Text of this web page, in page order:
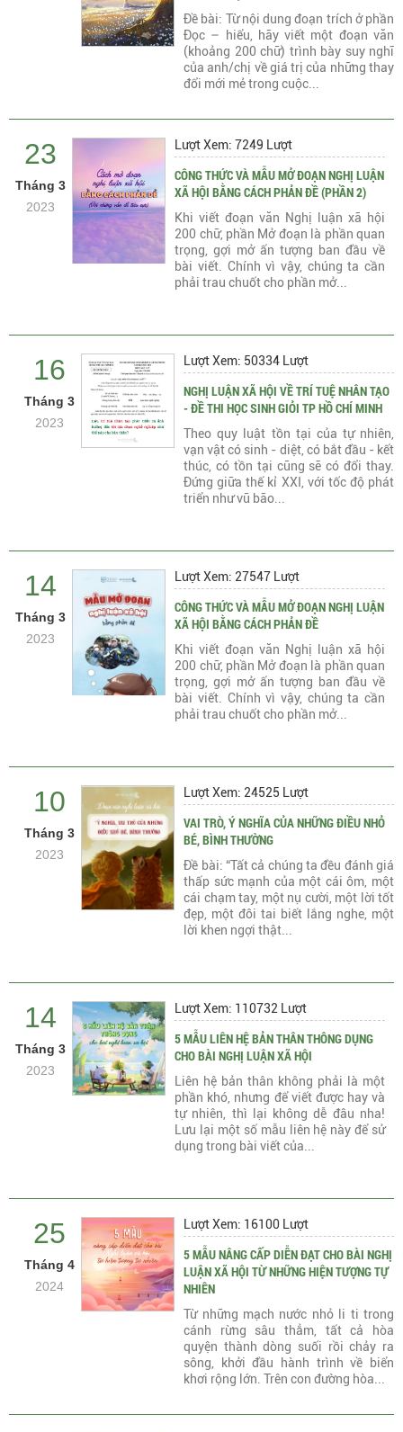
Đề bài: Từ nội dung đoạn trích ở phần
Đọc – hiểu, hãy viết một đoạn văn
(khoảng 200 chữ) trình bày suy nghĩ
của anh/chị về giá trị của những thay
đổi mới mẻ trong cuộc...
23
Tháng 3
2023
Lượt Xem: 7249 Lượt
CÔNG THỨC VÀ MẪU MỞ ĐOẠN NGHỊ LUẬN
XÃ HỘI BẰNG CÁCH PHẢN ĐỀ (PHẦN 2)
Khi viết đoạn văn Nghị luận xã hội
200 chữ, phần Mở đoạn là phần quan
trọng, gợi mở ấn tượng ban đầu về
bài viết. Chính vì vậy, chúng ta cần
phải trau chuốt cho phần mở...
16
Tháng 3
2023
Lượt Xem: 50334 Lượt
NGHỊ LUẬN XÃ HỘI VỀ TRÍ TUỆ NHÂN TẠO
- ĐỀ THI HỌC SINH GIỎI TP HỒ CHÍ MINH
Theo quy luật tồn tại của tự nhiên,
vạn vật có sinh - diệt, có bắt đầu - kết
thúc, có tồn tại cũng sẽ có đổi thay.
Đứng giữa thế kỉ XXI, với tốc độ phát
triển như vũ bão...
14
Tháng 3
2023
Lượt Xem: 27547 Lượt
CÔNG THỨC VÀ MẪU MỞ ĐOẠN NGHỊ LUẬN
XÃ HỘI BẰNG CÁCH PHẢN ĐỀ
Khi viết đoạn văn Nghị luận xã hội
200 chữ, phần Mở đoạn là phần quan
trọng, gợi mở ấn tượng ban đầu về
bài viết. Chính vì vậy, chúng ta cần
phải trau chuốt cho phần mở...
10
Tháng 3
2023
Lượt Xem: 24525 Lượt
VAI TRÒ, Ý NGHĨA CỦA NHỮNG ĐIỀU NHỎ
BÉ, BÌNH THƯỜNG
Đề bài: “Tất cả chúng ta đều đánh giá
thấp sức mạnh của một cái ôm, một
cái chạm tay, một nụ cười, một lời tốt
đẹp, một đôi tai biết lắng nghe, một
lời khen ngợi thật...
14
Tháng 3
2023
Lượt Xem: 110732 Lượt
5 MẪU LIÊN HỆ BẢN THÂN THÔNG DỤNG
CHO BÀI NGHỊ LUẬN XÃ HỘI
Liên hệ bản thân không phải là một
phần khó, nhưng để viết được hay và
tự nhiên, thì lại không dễ đâu nha!
Lưu lại một số mẫu liên hệ này để sử
dụng trong bài viết của...
25
Tháng 4
2024
Lượt Xem: 16100 Lượt
5 MẪU NÂNG CẤP DIỄN ĐẠT CHO BÀI NGHỊ
LUẬN XÃ HỘI TỪ NHỮNG HIỆN TƯỢNG TỰ
NHIÊN
Từ những mạch nước nhỏ li ti trong
cánh rừng sâu thẳm, tất cả hòa
quyện thành dòng suối rồi chảy ra
sông, khởi đầu hành trình về biển
khơi rộng lớn. Trên con đường hòa...